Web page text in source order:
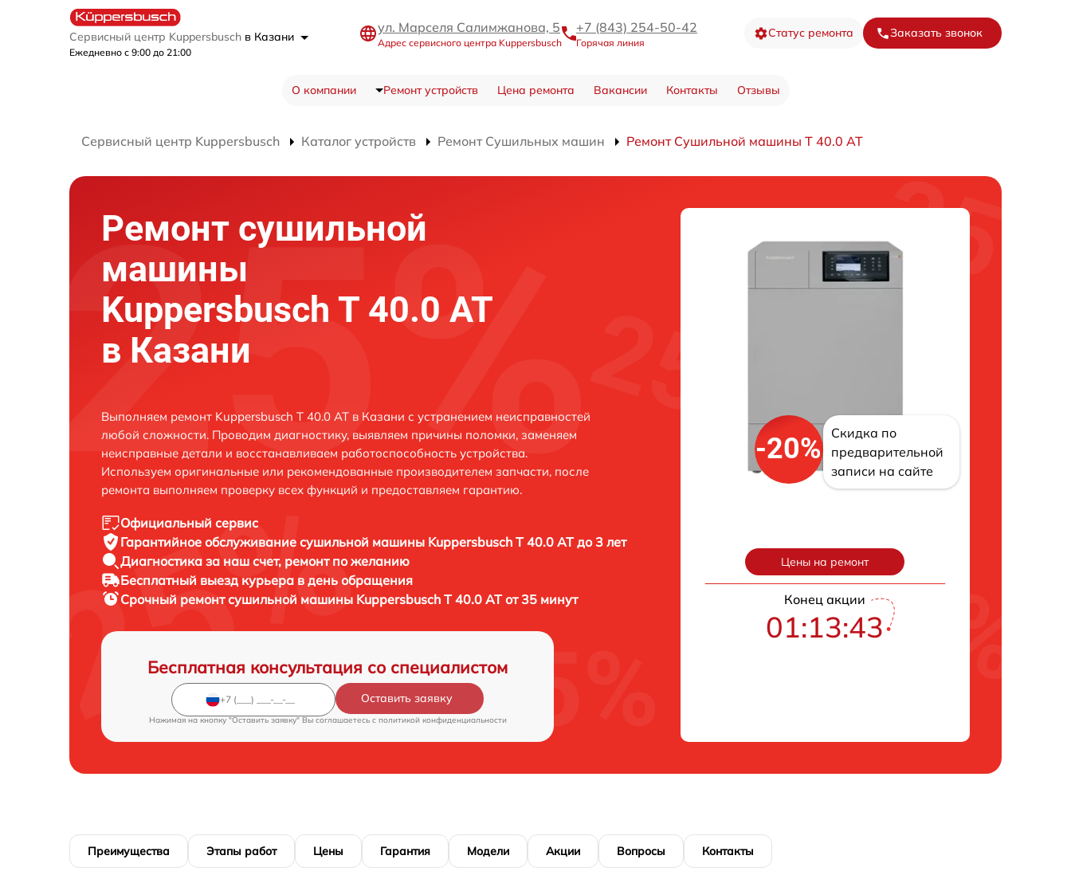
Сервисный центр Kuppersbusch в Казани
Ежедневно с 9:00 до 21:00
ул. Марселя Салимжанова, 5
Адрес сервисного центра Kuppersbusch
+7 (843) 254-50-42
Горячая линия
Статус ремонта Заказать звонок
О компании Ремонт устройств Цена ремонта Вакансии Контакты Отзывы
Сервисный центр Kuppersbusch Каталог устройств Ремонт Сушильных машин Ремонт Сушильной машины T 40.0 AT
Ремонт сушильной
машины
Kuppersbusch T 40.0 AT
в Казани
Выполняем ремонт Kuppersbusch T 40.0 AT в Казани с устранением неисправностей
любой сложности. Проводим диагностику, выявляем причины поломки, заменяем
неисправные детали и восстанавливаем работоспособность устройства.
Используем оригинальные или рекомендованные производителем запчасти, после
ремонта выполняем проверку всех функций и предоставляем гарантию.
Официальный сервис
Гарантийное обслуживание сушильной машины Kuppersbusch T 40.0 AT до 3 лет
Диагностика за наш счет, ремонт по желанию
Бесплатный выезд курьера в день обращения
Срочный ремонтсушильной машины Kuppersbusch T 40.0 AT от 35 минут
Бесплатная консультация со специалистом
Оставить заявку
Нажимая на кнопку "Оставить заявку" Вы соглашаетесь c политикой конфиденциальности
-20%
Скидка по
предварительной
записи на сайте
Цены на ремонт
Конец акции
01:13:42
Преимущества Этапы работ Цены Гарантия Модели Акции Вопросы Контакты